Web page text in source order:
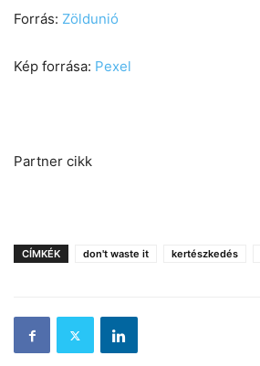
Forrás: Zöldunió
Kép forrása: Pexel
Partner cikk
CÍMKÉK don't waste it kertészkedés